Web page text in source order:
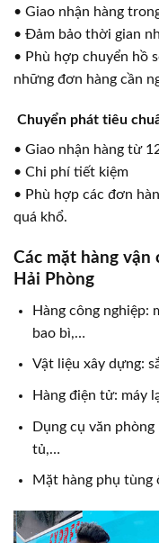
• Giao nhận hàng
• Đảm bảo thời gian
• Phù hợp chuyển hồ
những đơn hàng cần
Chuyển phát tiêu
• Giao nhận hàng từ
• Chi phí tiết kiệm
• Phù hợp các đơn
quá khổ.
Các mặt hàng vận
Hải Phòng
Hàng công nghiệp:
bao bì,…
Vật liệu xây dựng:
Hàng điện tử: máy
Dụng cụ văn
tủ,…
Mặt hàng phụ tùng